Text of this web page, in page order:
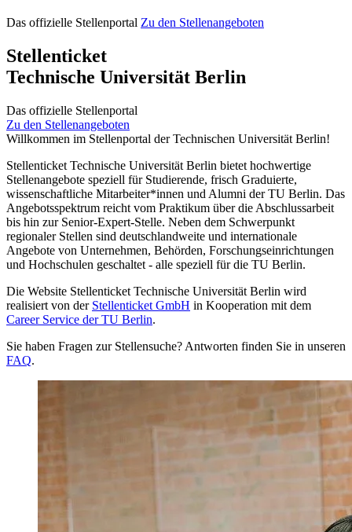
Das offizielle Stellenportal Zu den Stellenangeboten
Stellenticket
Technische Universität Berlin
Das offizielle Stellenportal
Zu den Stellenangeboten
Willkommen im Stellenportal der Technischen Universität Berlin!
Stellenticket Technische Universität Berlin bietet hochwertige
Stellenangebote speziell für Studierende, frisch Graduierte,
wissenschaftliche Mitarbeiter*innen und Alumni der TU Berlin. Das
Angebotsspektrum reicht vom Praktikum über die Abschlussarbeit
bis hin zur Senior-Expert-Stelle. Neben dem Schwerpunkt
regionaler Stellen sind deutschlandweite und internationale
Angebote von Unternehmen, Behörden, Forschungseinrichtungen
und Hochschulen geschaltet - alle speziell für die TU Berlin.
Die Website Stellenticket Technische Universität Berlin wird
realisiert von der Stellenticket GmbH in Kooperation mit dem
Career Service der TU Berlin.
Sie haben Fragen zur Stellensuche? Antworten finden Sie in unseren
FAQ.